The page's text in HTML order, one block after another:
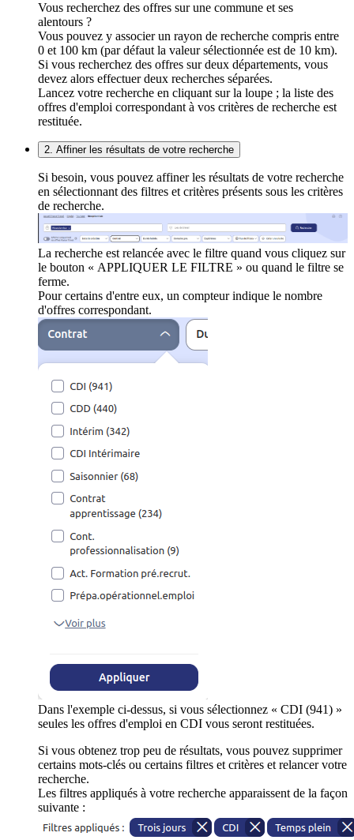
Vous recherchez des offres sur une commune et ses
alentours ?
Vous pouvez y associer un rayon de recherche compris entre
0 et 100 km (par défaut la valeur sélectionnée est de 10 km).
Si vous recherchez des offres sur deux départements, vous
devez alors effectuer deux recherches séparées.
Lancez votre recherche en cliquant sur la loupe ; la liste des
offres d'emploi correspondant à vos critères de recherche est
restituée.
2. Affiner les résultats de votre recherche
Si besoin, vous pouvez affiner les résultats de votre recherche
en sélectionnant des filtres et critères présents sous les critères
de recherche.
La recherche est relancée avec le filtre quand vous cliquez sur
le bouton « APPLIQUER LE FILTRE » ou quand le filtre se
ferme.
Pour certains d'entre eux, un compteur indique le nombre
d'offres correspondant.
Dans l'exemple ci-dessus, si vous sélectionnez « CDI (941) »
seules les offres d'emploi en CDI vous seront restituées.
Si vous obtenez trop peu de résultats, vous pouvez supprimer
certains mots-clés ou certains filtres et critères et relancer votre
recherche.
Les filtres appliqués à votre recherche apparaissent de la façon
suivante :